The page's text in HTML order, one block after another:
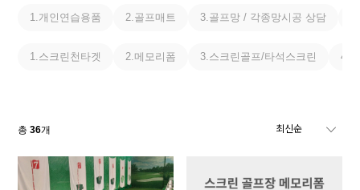
1.개인연습용품 2.골프매트 3.골프망 / 각종망시공 상담
1.스크린천타겟 2.메모리폼 3.스크린골프/타석스크린 4.
총36개